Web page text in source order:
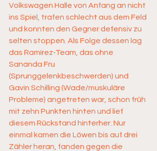
Volkswagen Halle von Anfang an nicht
ins Spiel, trafen schlecht aus dem Feld
und konnten den Gegner defensiv zu
selten stoppen. Als Folge dessen lag
das Ramírez-Team, das ohne
Sananda Fru
(Sprunggelenkbeschwerden) und
Gavin Schilling (Wade/muskuläre
Probleme) angetreten war, schon früh
mit zehn Punkten hinten und lief
diesem Rückstand hinterher. Nur
einmal kamen die Löwen bis auf drei
Zähler heran, fanden gegen die